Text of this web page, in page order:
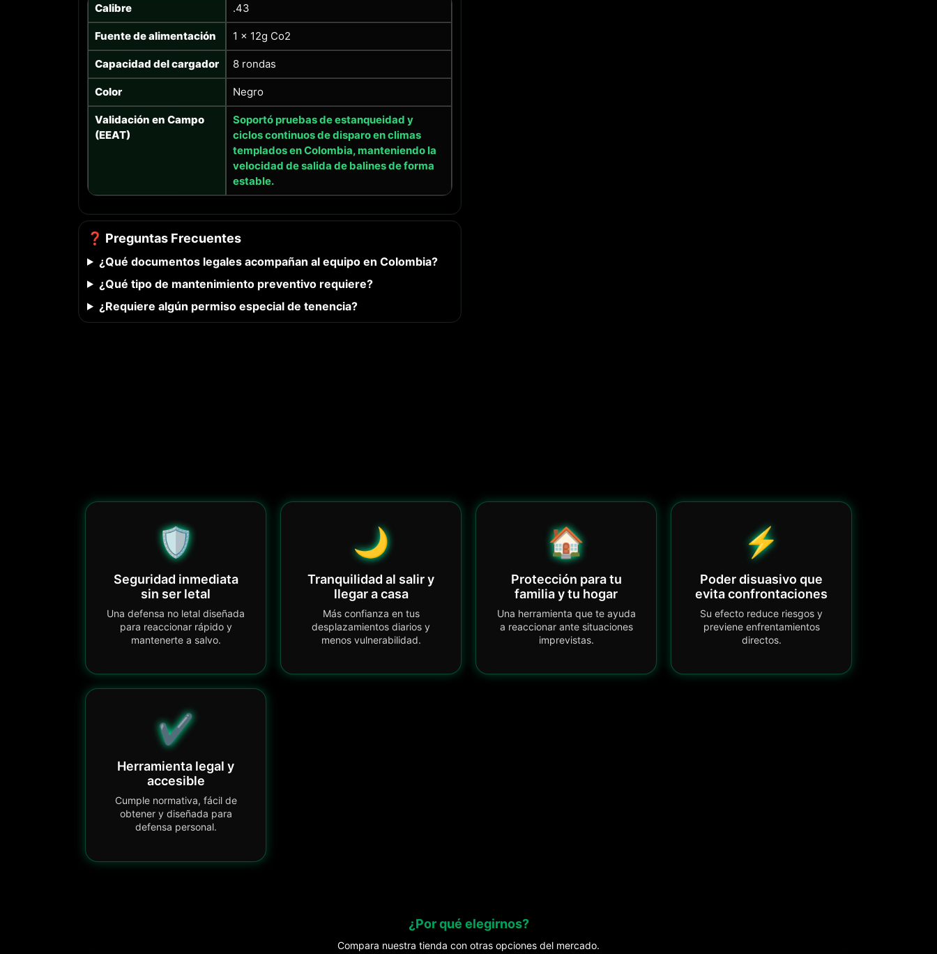
Calibre .43
Fuente de alimentación 1 x 12g Co2
Capacidad del cargador 8 rondas
Color Negro
Validación en Campo
(EEAT)
Soportó pruebas de estanqueidad y
ciclos continuos de disparo en climas
templados en Colombia, manteniendo la
velocidad de salida de balines de forma
estable.
❓ Preguntas Frecuentes
¿Qué documentos legales acompañan al equipo en Colombia?
¿Qué tipo de mantenimiento preventivo requiere?
¿Requiere algún permiso especial de tenencia?
🛡️
Seguridad inmediata
sin ser letal
Una defensa no letal diseñada
para reaccionar rápido y
mantenerte a salvo.
🌙
Tranquilidad al salir y
llegar a casa
Más confianza en tus
desplazamientos diarios y
menos vulnerabilidad.
🏠
Protección para tu
familia y tu hogar
Una herramienta que te ayuda
a reaccionar ante situaciones
imprevistas.
⚡
Poder disuasivo que
evita confrontaciones
Su efecto reduce riesgos y
previene enfrentamientos
directos.
✔️
Herramienta legal y
accesible
Cumple normativa, fácil de
obtener y diseñada para
defensa personal.
¿Por qué elegirnos?
Compara nuestra tienda con otras opciones del mercado.